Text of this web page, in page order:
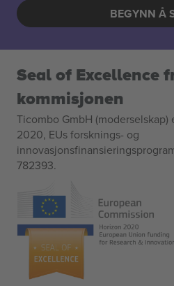
BEGYNN Å
Seal of Excellence
kommisjonen
Ticombo GmbH
2020, EUs forsknings- og
782393.